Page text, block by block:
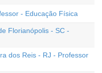
- Educação Física
Florianópolis - SC -
dos Reis - RJ - Professor